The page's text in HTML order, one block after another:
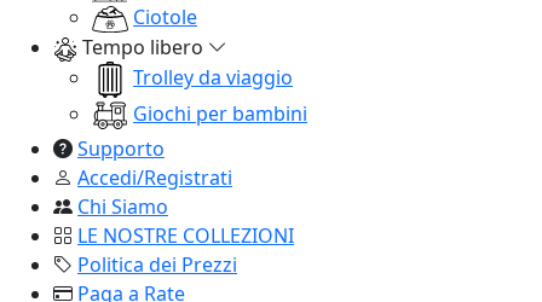
Ciotole
Tempo libero
Trolley da viaggio
Giochi per bambini
Supporto
Accedi/Registrati
Chi Siamo
LE NOSTRE COLLEZIONI
Politica dei Prezzi
Paga a Rate